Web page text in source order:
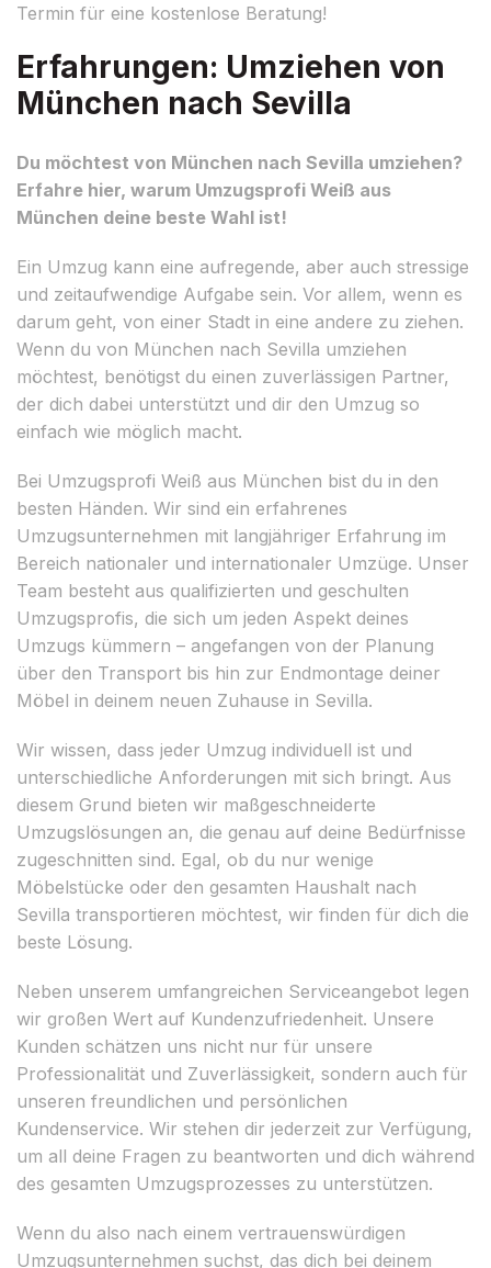
Termin für eine kostenlose Beratung!
Erfahrungen: Umziehen von
München nach Sevilla
Du möchtest von München nach Sevilla umziehen?
Erfahre hier, warum Umzugsprofi Weiß aus
München deine beste Wahl ist!
Ein Umzug kann eine aufregende, aber auch stressige
und zeitaufwendige Aufgabe sein. Vor allem, wenn es
darum geht, von einer Stadt in eine andere zu ziehen.
Wenn du von München nach Sevilla umziehen
möchtest, benötigst du einen zuverlässigen Partner,
der dich dabei unterstützt und dir den Umzug so
einfach wie möglich macht.
Bei Umzugsprofi Weiß aus München bist du in den
besten Händen. Wir sind ein erfahrenes
Umzugsunternehmen mit langjähriger Erfahrung im
Bereich nationaler und internationaler Umzüge. Unser
Team besteht aus qualifizierten und geschulten
Umzugsprofis, die sich um jeden Aspekt deines
Umzugs kümmern – angefangen von der Planung
über den Transport bis hin zur Endmontage deiner
Möbel in deinem neuen Zuhause in Sevilla.
Wir wissen, dass jeder Umzug individuell ist und
unterschiedliche Anforderungen mit sich bringt. Aus
diesem Grund bieten wir maßgeschneiderte
Umzugslösungen an, die genau auf deine Bedürfnisse
zugeschnitten sind. Egal, ob du nur wenige
Möbelstücke oder den gesamten Haushalt nach
Sevilla transportieren möchtest, wir finden für dich die
beste Lösung.
Neben unserem umfangreichen Serviceangebot legen
wir großen Wert auf Kundenzufriedenheit. Unsere
Kunden schätzen uns nicht nur für unsere
Professionalität und Zuverlässigkeit, sondern auch für
unseren freundlichen und persönlichen
Kundenservice. Wir stehen dir jederzeit zur Verfügung,
um all deine Fragen zu beantworten und dich während
des gesamten Umzugsprozesses zu unterstützen.
Wenn du also nach einem vertrauenswürdigen
Umzugsunternehmen suchst, das dich bei deinem